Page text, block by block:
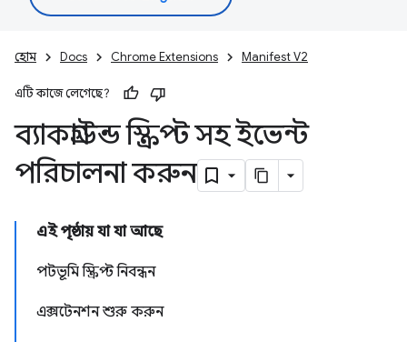
হোম Docs Chrome Extensions Manifest V2
এটি কাজে লেগেছে?
ব্যাকগ্রাউন্ড স্ক্রিপ্ট সহ ইভেন্ট
পরিচালনা করুন
এই পৃষ্ঠায় যা যা আছে
পটভূমি স্ক্রিপ্ট নিবন্ধন
এক্সটেনশন শুরু করুন